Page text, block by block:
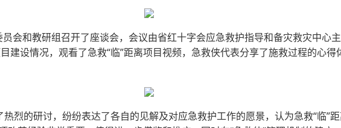
会和教研组召开了座谈会，会议由省红十字会应急救护指导和备灾救灾中心
建设情况，观看了急救“临”距离项目视频，急救侠代表分享了施救过程的心
烈的研讨，纷纷表达了各自的见解及对应急救护工作的愿景，认为急救“临”